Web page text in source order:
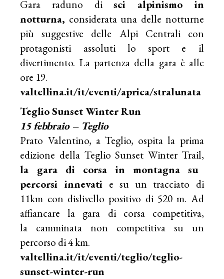
Gara raduno disci alpinismo in
notturna, considerata una delle notturne
più suggestive delle Alpi Centrali con
protagonisti assoluti lo sport e il
divertimento. La partenza della gara è alle
ore 19.
valtellina.it/it/eventi/aprica/stralunata
Teglio Sunset Winter Run
15 febbraio – Teglio
Prato Valentino, a Teglio, ospita la prima
edizione della Teglio Sunset Winter Trail,
la gara di corsa in montagna su
percorsi innevati e su un tracciato di
11km con dislivello positivo di 520 m. Ad
affiancare la gara di corsa competitiva,
la camminata non competitiva su un
percorso di 4 km.
valtellina.it/it/eventi/teglio/teglio-
sunset-winter-run